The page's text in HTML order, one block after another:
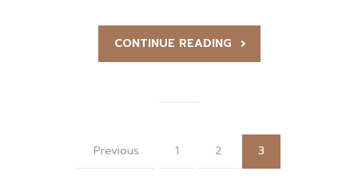
CONTINUE READING
Previous 1 2 3